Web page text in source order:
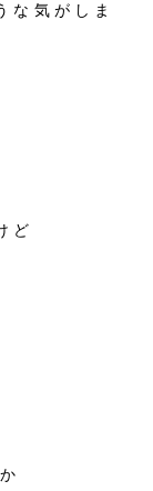
な気がしま
ど